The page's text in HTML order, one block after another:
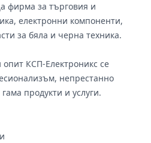
фирма за търговия и
електронни компоненти,
за бяла и черна техника.
КСП-Електроникс се
непрестанно
продукти и услуги.